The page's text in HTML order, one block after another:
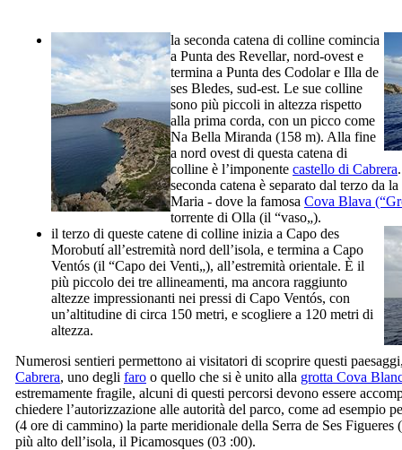
la seconda catena di colline comincia
a Punta des Revellar, nord-ovest e
termina a Punta des Codolare Illa de
ses Bledes, sud-est. Le sue colline
sono più piccoli in altezza rispetto
alla prima corda, con un picco come
Na Bella Miranda (158 m). Alla fine
a nord ovest di questa catena di
colline è l’imponente castello di Cabrera
seconda catena è separato dal terzo da
Maria - dove la famosa Cova Blava
torrente di Olla (il “vaso„).
il terzo di queste catene di colline inizia a Capo des
Morobutíall’estremità nord dell’isola, e termina a Capo
Ventós (il “Capo dei Venti„), all’estremità orientale. È il
più piccolo dei tre allineamenti, ma ancora raggiunto
altezze impressionanti nei pressi di Capo Ventós, con
un’altitudine di circa 150 metri, e scogliere a 120 metri di
altezza.
Numerosi sentieri permettono ai visitatori di scoprire questi
Cabrera, uno degli faro o quello che si è unito alla grotta Cova
estremamente fragile, alcuni di questi percorsi devono essere
chiedere l’autorizzazione alle autorità del parco, come ad esempio
(4 ore di cammino) la parte meridionale della Serra de Ses Figueres
più alto dell’isola, il Picamosques (03 :00).